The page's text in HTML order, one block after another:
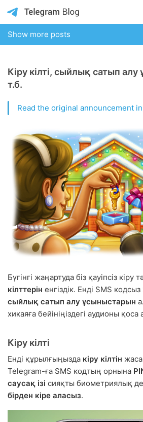
Show more posts
Кіру кілті, сыйлық сатып
т.б.
Read the original announcement
Бүгінгі жаңартуда біз қауіпсіз кіру
кілттерін енгіздік. Енді SMS
сыйлық сатып алу ұсыныстарын
хикаяға бейініңіздегі аудионы қоса
Кіру кілті
Енді құрылғыңызда кіру кілтін
Telegram-ға SMS кодтың орнына
саусақ ізі сияқты биометриялық
бірден кіре аласыз.